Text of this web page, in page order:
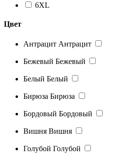
6XL
Цвет
Антрацит Антрацит
Бежевый Бежевый
Белый Белый
Бирюза Бирюза
Бордовый Бордовый
Вишня Вишня
Голубой Голубой